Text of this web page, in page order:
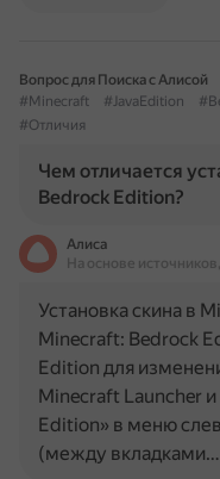
Вопрос для Поиска с Алисой
#Minecraft
#JavaEdition
#Отличия
Чем отличается
Bedrock Edition?
Алиса
На основе
Установка скина в
Minecraft: Bedrock
Edition для
Minecraft Launcher
Edition» в меню
(между вкладками…